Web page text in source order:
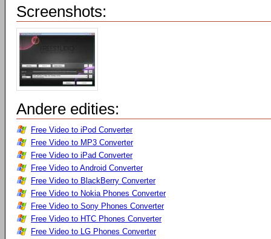
Screenshots:
Andere edities:
Free Video to iPod Converter
Free Video to MP3 Converter
Free Video to iPad Converter
Free Video to Android Converter
Free Video to BlackBerry Converter
Free Video to Nokia Phones Converter
Free Video to Sony Phones Converter
Free Video to HTC Phones Converter
Free Video to LG Phones Converter